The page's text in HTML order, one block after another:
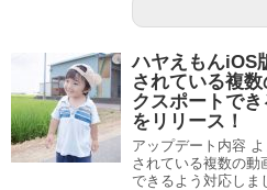
ハヤえもんiOS
されている複
クスポートで
をリリース！
アップデート内容
されている複数の動
できるよう対応しま